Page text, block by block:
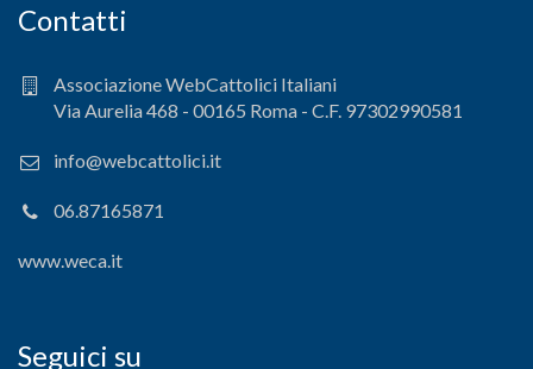
Contatti
Associazione WebCattolici Italiani
Via Aurelia 468 - 00165 Roma - C.F. 97302990581
info@webcattolici.it
06.87165871
www.weca.it
Seguici su